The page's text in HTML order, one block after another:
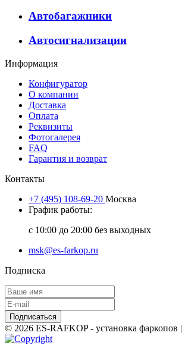
Автобагажники
Автосигнализации
Информация
Конфигуратор
О компании
Доставка
Оплата
Реквизиты
Фотогалерея
FAQ
Гарантия и возврат
Контакты
+7 (495) 108-69-20 Москва
График работы:
с 10:00 до 20:00 без выходных
msk@es-farkop.ru
Подписка
Подписаться
© 2026 ES-RAFKOP - установка фаркопов |